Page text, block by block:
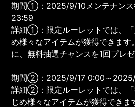
期間①：2025/9/10メンテナン
23:59
詳細①：限定ルーレットでは、「
め様々なアイテムが獲得できま
に、無料抽選チャンスを1回プレゼ
期間②：2025/9/17 0:00～
詳細②：限定ルーレットでは、「
じめ様々なアイテムが獲得でき